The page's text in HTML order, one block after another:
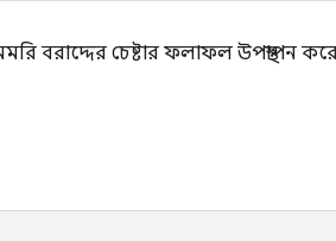
বরাদ্দের চেষ্টার ফলাফল উপস্থাপন